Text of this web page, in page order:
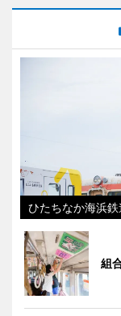
ひたちなか海浜
組